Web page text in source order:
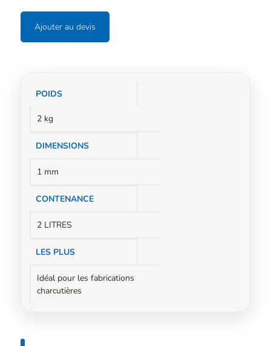
Ajouter au devis
Informations
POIDS
2 kg
DIMENSIONS
1 mm
CONTENANCE
2 LITRES
LES PLUS
Idéal pour les fabrications
charcutières